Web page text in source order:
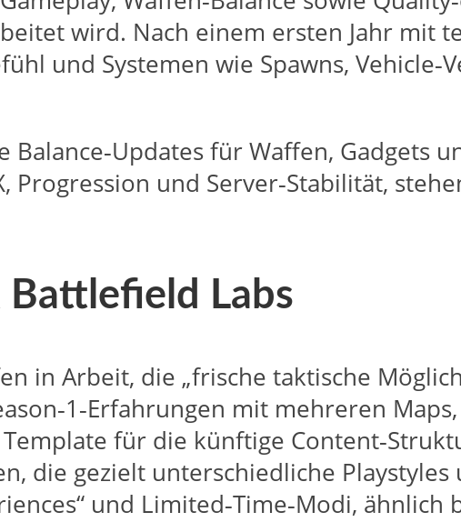
wird. Nach einem ersten Jahr mit
und Systemen wie Spawns,
Balance‑Updates für Waffen, Gadgets
Progression und Server‑Stabilität,
Battlefield Labs
in Arbeit, die „frische taktische
mit mehreren
für die künftige
die gezielt unterschiedliche
und Limited‑Time‑Modi, ähnlich